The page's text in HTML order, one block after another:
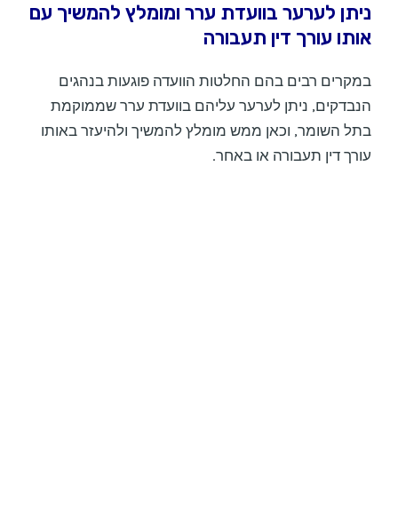
ניתן לערער בוועדת ערר ומומלץ להמשיך עם
אותו עורך דין תעבורה
במקרים רבים בהם החלטות הוועדה פוגעות בנהגים
הנבדקים, ניתן לערער עליהם בוועדת ערר שממוקמת
בתל השומר, וכאן ממש מומלץ להמשיך ולהיעזר באותו
עורך דין תעבורה או באחר.